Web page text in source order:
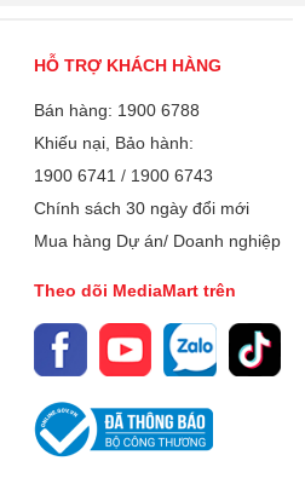
HỖ TRỢ KHÁCH HÀNG
Bán hàng: 1900 6788
Khiếu nại, Bảo hành:
1900 6741 / 1900 6743
Chính sách 30 ngày đổi mới
Mua hàng Dự án/ Doanh nghiệp
Theo dõi MediaMart trên